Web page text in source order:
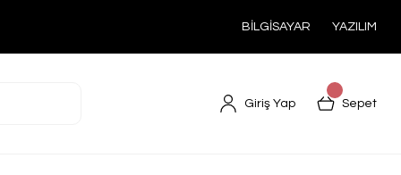
BİLGİSAYAR YAZILIM
Giriş Yap Sepet